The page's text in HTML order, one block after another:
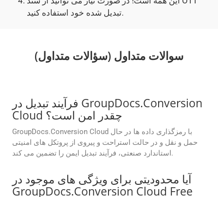
تبدیل شده خود استفاده کنید.
سوالات متداول (سؤالات متداول)
فرآیند تبدیل در GroupDocs.Conversion
Cloud چقدر امن است؟
GroupDocs.Conversion Cloud با رمزگذاری داده ها در حال
حمل و نقل و در حالت استراحت و پیروی از پروتکل های امنیتی
استاندارد صنعتی، فرآیند تبدیل ایمن را تضمین می کند.
آیا محدودیتی برای ویژگی های موجود در
GroupDocs.Conversion Cloud Free